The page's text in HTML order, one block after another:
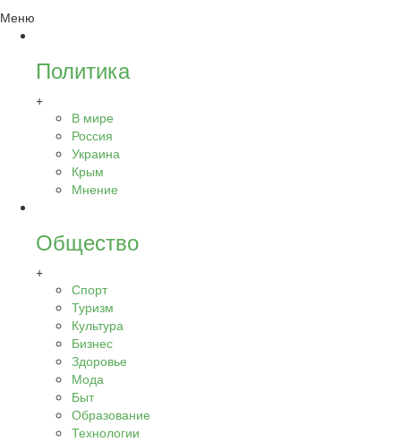
Меню
Политика
+
В мире
Россия
Украина
Крым
Мнение
Общество
+
Спорт
Туризм
Культура
Бизнес
Здоровье
Мода
Быт
Образование
Технологии